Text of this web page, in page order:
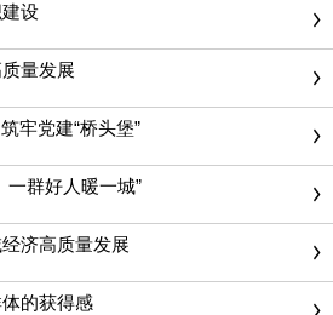
设
量发展
筑牢党建“桥头堡”
、一群好人暖一城”
济高质量发展
的获得感